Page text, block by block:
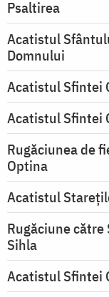
Psaltirea
Acatistul
Domnului
Acatistul Sfintei
Acatistul Sfintei
Rugăciunea de
Optina
Acatistul
Rugăciune către
Sihla
Acatistul Sfintei